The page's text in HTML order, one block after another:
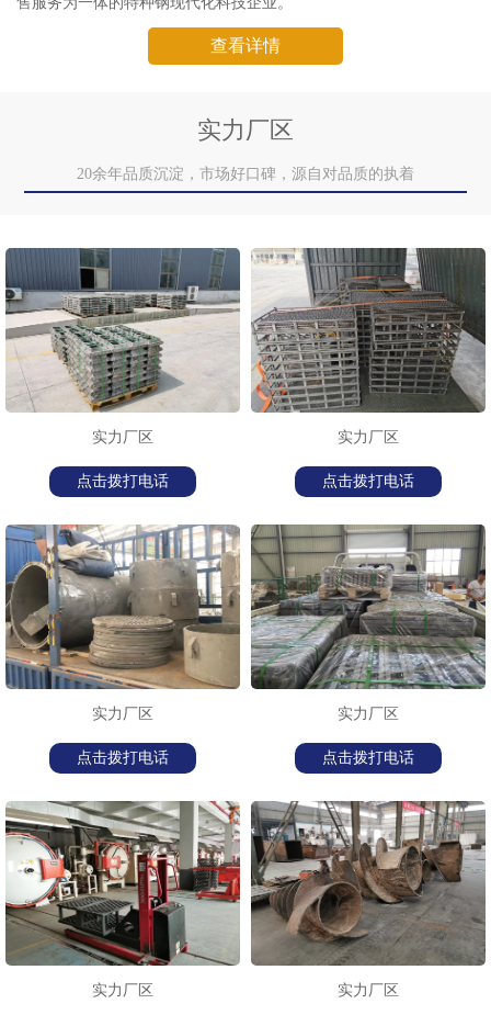
查看详情
实力厂区
20余年品质沉淀，市场好口碑，源自对品质的执着
实力厂区
点击拨打电话
实力厂区
点击拨打电话
实力厂区
点击拨打电话
实力厂区
点击拨打电话
实力厂区 实力厂区